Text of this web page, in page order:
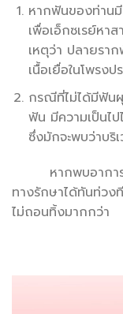
หากฟันของท่าน
เพื่อเอ็กซเรย์หา
เหตุว่า ปลายรา
เนื้อเยื่อในโพรงป
กรณีที่ไม่ได้มีฟัน
ฟัน มีความเป็นไ
ซึ่งมักจะพบว่าบ
หากพบอาการเ
ทางรักษาได้ทันท่วง
ไม่ถอนทิ้งมากกว่า